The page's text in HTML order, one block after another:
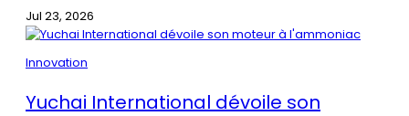
Jul 23, 2026
Innovation
Yuchai International dévoile son